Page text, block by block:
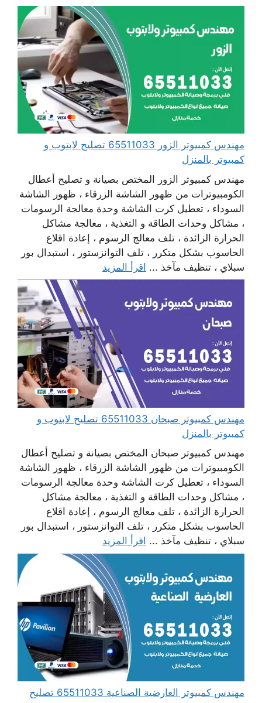
مهندس كمبيوتر الزور 65511033 تصليح لابتوب و
كمبيوتر بالمنزل
مهندس كمبيوتر الزور المختص بصيانة و تصليح أعطال
الكومبيوترات من ظهور الشاشة الزرقاء ، ظهور الشاشة
السوداء ، تعطيل كرت الشاشة وحدة معالجة الرسومات
، مشاكل وحدات الطاقة و التغذية ، معالجة مشاكل
الحرارة الزائدة ، تلف معالج الرسوم ، إعادة اقلاع
الحاسوب بشكل متكرر ، تلف التوانزستور ، استبدال بور
سبلاي ، تنظيف مآخذ ... اقرأ المزيد
مهندس كمبيوتر صبحان 65511033 تصليح لابتوب و
كمبيوتر بالمنزل
مهندس كمبيوتر صبحان المختص بصيانة و تصليح أعطال
الكومبيوترات من ظهور الشاشة الزرقاء ، ظهور الشاشة
السوداء ، تعطيل كرت الشاشة وحدة معالجة الرسومات
، مشاكل وحدات الطاقة و التغذية ، معالجة مشاكل
الحرارة الزائدة ، تلف معالج الرسوم ، إعادة اقلاع
الحاسوب بشكل متكرر ، تلف التوانزستور ، استبدال بور
سبلاي ، تنظيف مآخذ ... اقرأ المزيد
مهندس كمبيوتر العارضية الصناعية 65511033 تصليح